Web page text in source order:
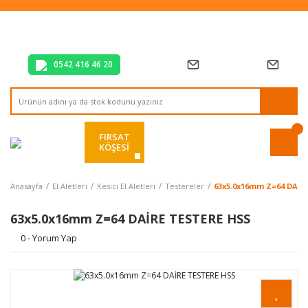
Tüm Alışverişlerde Vade Farksız 2 Taksit!
0542 416 46 20
FIRSAT
KÖŞESİ
Anasayfa El Aletleri Kesici El Aletleri Testereler 63x5.0x16mm Z=64
63x5.0x16mm Z=64 DAİRE TESTERE HSS
0 - Yorum Yap